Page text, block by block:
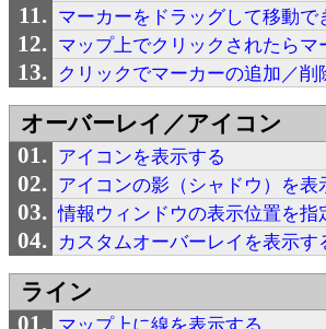
マーカーをドラッグして移動で
マップ上でクリックされたらマ
クリックでマーカーの追加／削
オーバーレイ／アイコン
アイコンを表示する
アイコンの影（シャドウ）を表
情報ウィンドウの表示位置を指
カスタムオーバーレイを表示す
ライン
マップ上に線を表示する